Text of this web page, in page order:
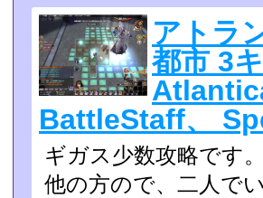
アトラ
都市 3
BattleStaff、
ギガス少数攻略です。
他の方ので、二人で